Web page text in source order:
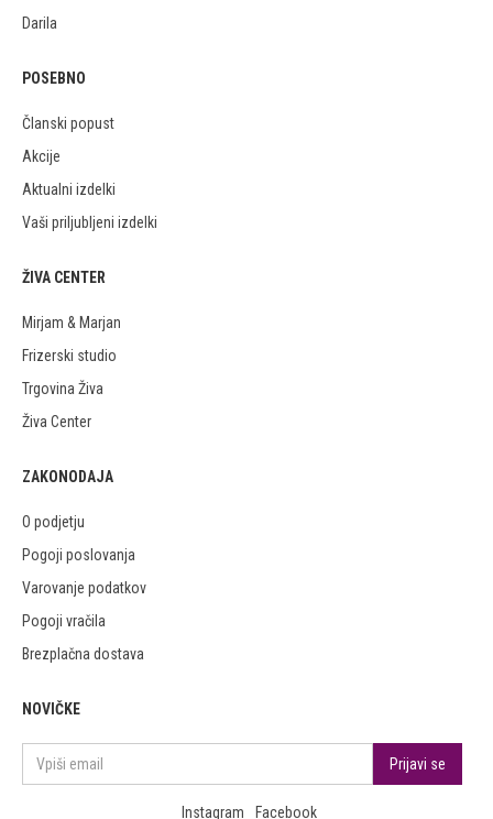
Darila
POSEBNO
Članski popust
Akcije
Aktualni izdelki
Vaši priljubljeni izdelki
ŽIVA CENTER
Mirjam & Marjan
Frizerski studio
Trgovina Živa
Živa Center
ZAKONODAJA
O podjetju
Pogoji poslovanja
Varovanje podatkov
Pogoji vračila
Brezplačna dostava
NOVIČKE
Instagram Facebook